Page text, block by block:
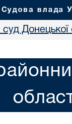
Судова влада
Донецької